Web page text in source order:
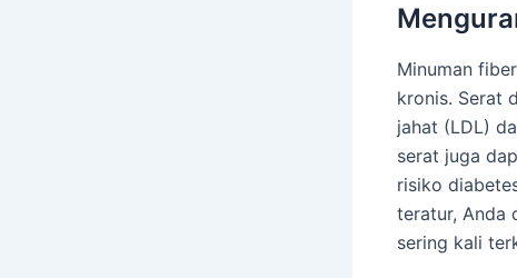
Minuman
kronis. Serat
jahat (LDL)
serat juga
risiko
teratur, Anda
sering kali